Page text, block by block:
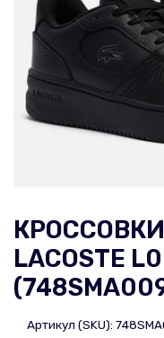
LACOSTE
Артикул (SKU):